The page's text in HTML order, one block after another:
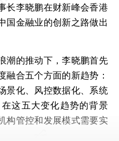
长李晓鹏在财新峰会香港
国金融业的创新之路做出
的推动下，李晓鹏首先
融合五个方面的新趋势：
景化、风控数据化、系统
这五大变化趋势的背景
构管控和发展模式需要实